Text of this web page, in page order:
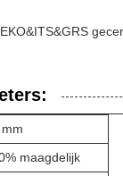
maagdelijk